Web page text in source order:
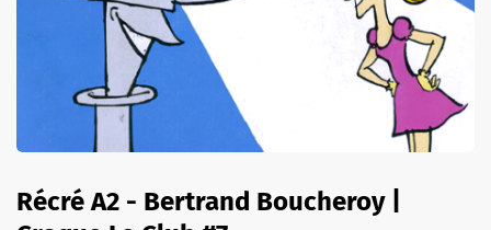
Récré A2 - Bertrand Boucheroy |